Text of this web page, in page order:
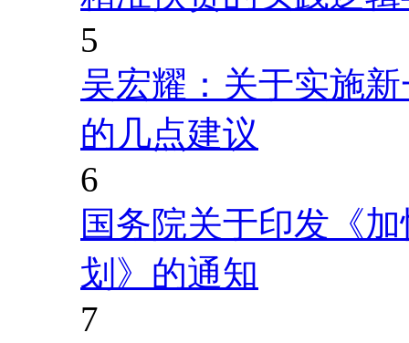
5
吴宏耀：关于实施
的几点建议
6
国务院关于印发《
划》的通知
7